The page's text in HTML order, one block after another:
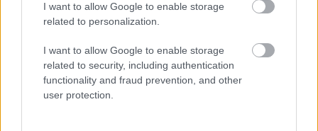
I want to allow Google to enable storage
related to personalization.
I want to allow Google to enable storage
related to security, including authentication
functionality and fraud prevention, and other
user protection.
-lazacos saláták sok zöldséggel
-zöldséges lencseleves vagy csicseriborsó-ragu
-zabkása bogyós gyümölcsökkel és magvakkal